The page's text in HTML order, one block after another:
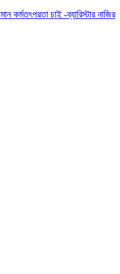
কর্মতৎপরতা চাই -ব্যারিস্টার নাজির